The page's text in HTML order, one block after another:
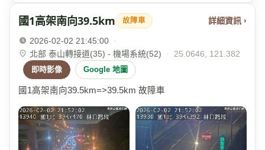
國1高架南向39.5km 故障車 詳細資訊 ›
2026-02-02 21:45:00
·
北部 泰山轉接道(35) - 機場系統(52)
· 25.0646, 121.382
即時影像 Google 地圖
國1高架南向39.5km=>39.5km 故障車